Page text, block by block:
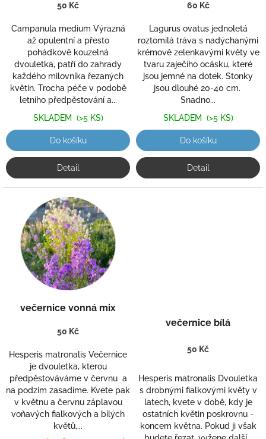
50 Kč
Campanula medium Výrazná
až opulentní a přesto
pohádkově kouzelná
dvouletka, patří do zahrady
každého milovníka řezaných
květin. Trocha péče v podobě
letního předpěstování a...
SKLADEM (>5 KS)
Do košíku
Detail
60 Kč
Lagurus ovatus jednoletá
roztomilá tráva s nadýchanými
krémově zelenkavými květy ve
tvaru zaječího ocásku, které
jsou jemné na dotek. Stonky
jsou dlouhé 20-40 cm.
Snadno...
SKLADEM (>5 KS)
Do košíku
Detail
večernice vonná mix
50 Kč
Hesperis matronalis Večernice
je dvouletka, kterou
předpěstováváme v červnu a
na podzim zasadíme. Kvete pak
v květnu a červnu záplavou
voňavých fialkových a bílých
květů,...
večernice bílá
50 Kč
Hesperis matronalis Dvouletka
s drobnými fialkovými květy v
latech, kvete v době, kdy je
ostatních květin poskrovnu -
koncem května. Pokud ji však